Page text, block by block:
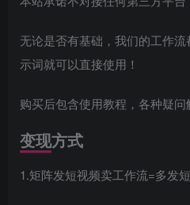
无论是否有基础，我们的工作
示词就可以直接使用！
购买后包含使用教程，各种疑问
变现方式
1.矩阵发短视频卖工作流=多发